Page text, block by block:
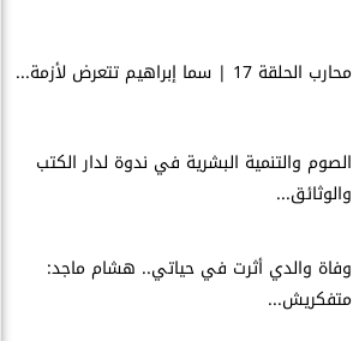
محارب الحلقة 17 | سما إبراهيم تتعرض لأزمة...
الصوم والتنمية البشرية في ندوة لدار الكتب
والوثائق...
وفاة والدي أثرت في حياتي.. هشام ماجد:
متفكريش...